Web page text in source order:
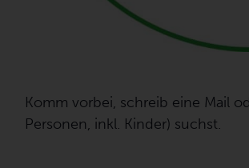
Komm vorbei, schreib eine Mail
Personen, inkl. Kinder) suchst.